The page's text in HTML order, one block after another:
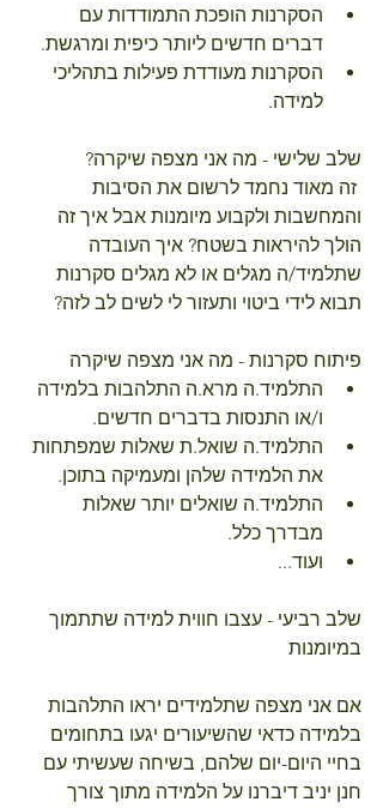
הסקרנות הופכת התמודדות עם
דברים חדשים ליותר כיפית ומרגשת.
הסקרנות מעודדת פעילות בתהליכי
למידה.
שלב שלישי - מה אני מצפה שיקרה?
זה מאוד נחמד לרשום את הסיבות
והמחשבות ולקבוע מיומנות אבל איך זה
הולך להיראות בשטח? איך העובדה
שתלמיד/ה מגלים או לא מגלים סקרנות
תבוא לידי ביטוי ותעזור לי לשים לב לזה?
פיתוח סקרנות - מה אני מצפה שיקרה
התלמיד.ה מרא.ה התלהבות בלמידה
ו/או התנסות בדברים חדשים.
התלמיד.ה שואל.ת שאלות שמפתחות
את הלמידה שלהן ומעמיקה בתוכן.
התלמיד.ה שואלים יותר שאלות
מבדרך כלל.
ועוד...
שלב רביעי - עצבו חווית למידה שתתמוך
במיומנות
אם אני מצפה שתלמידים יראו התלהבות
בלמידה כדאי שהשיעורים יגעו בתחומים
בחיי היום-יום שלהם, בשיחה שעשיתי עם
חנן יניב דיברנו על הלמידה מתוך צורך